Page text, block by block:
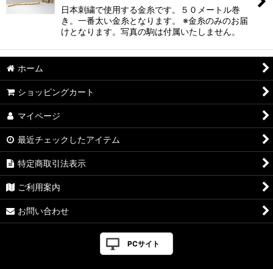
日本刺繍で使用する金糸です。５０メートル巻
き。一番太い金糸となります。 ※金糸のみのお届
けとなります。写真の駒は付属いたしません。
ホーム
ショッピングカート
マイページ
最近チェックしたアイテム
特定商取引法表示
ご利用案内
お問い合わせ
PCサイト